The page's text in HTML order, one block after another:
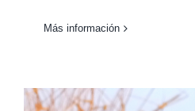
Más información